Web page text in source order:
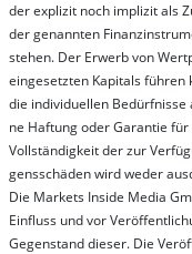
der ex­pli­zit noch im­pli­zit als
der ge­nan­nt­en
steh­en. Der Er­werb von
ein­ge­setz­ten Ka­pi­tals füh­ren
die in­di­vi­du­el­len
ne Haf­tung oder Ga­ran­tie
Vol­lständ­ig­keit der zur
gens­schä­den wird we­der
Die Mar­kets In­side Me­dia
Ein­fluss und vor
Ge­gen­stand die­ser. Die